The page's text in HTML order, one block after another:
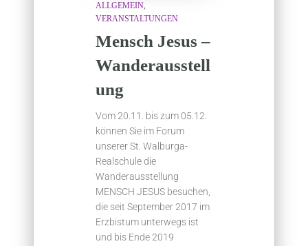
ALLGEMEIN
VERANSTALTUNGEN
Mensch Jesus –
Wanderausstell
ung
Vom 20.11. bis zum 05.12.
können Sie im Forum
unserer St. Walburga-
Realschule die
Wanderausstellung
MENSCH JESUS besuchen,
die seit September 2017 im
Erzbistum unterwegs ist
und bis Ende 2019